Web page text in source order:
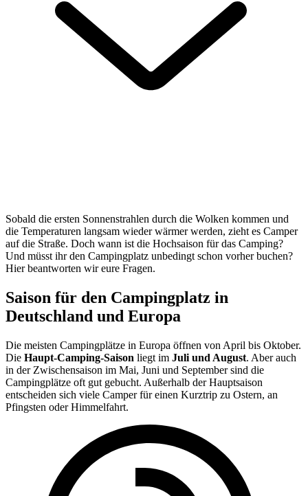
Sobald die ersten Sonnenstrahlen durch die Wolken kommen und
die Temperaturen langsam wieder wärmer werden, zieht es Camper
auf die Straße. Doch wann ist die Hochsaison für das Camping?
Und müsst ihr den Campingplatz unbedingt schon vorher buchen?
Hier beantworten wir eure Fragen.
Saison für den Campingplatz in
Deutschland und Europa
Die meisten Campingplätze in Europa öffnen von April bis Oktober.
Die Haupt-Camping-Saison liegt im Juli und August. Aber auch
in der Zwischensaison im Mai, Juni und September sind die
Campingplätze oft gut gebucht. Außerhalb der Hauptsaison
entscheiden sich viele Camper für einen Kurztrip zu Ostern, an
Pfingsten oder Himmelfahrt.